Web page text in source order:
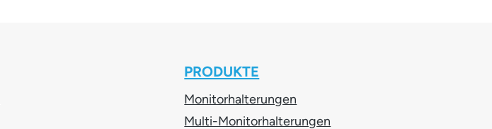
PRODUKTE
Monitorhalterungen
Multi-Monitorhalterungen